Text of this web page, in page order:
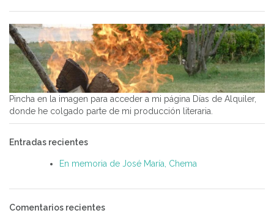
Pincha en la imagen para acceder a mi página Días de Alquiler,
donde he colgado parte de mi producción literaria.
Entradas recientes
En memoria de José María, Chema
Comentarios recientes